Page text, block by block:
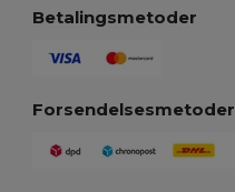
Betalingsmetoder
Forsendelsesmetoder